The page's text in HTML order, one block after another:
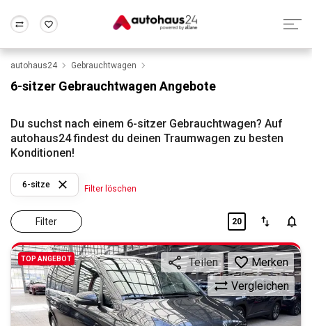
Wir bewerten dein Auto
Alle Fragen & Antworten
Rund um die Inzahlungnahme
Frankfurt Wuppertal
autohaus24 Gebrauchtwagen
6-sitzer Gebrauchtwagen Angebote
Du suchst nach einem 6-sitzer Gebrauchtwagen? Auf
autohaus24 findest du deinen Traumwagen zu besten
Konditionen!
Filter
6-sitze Filter löschen
20
TOP ANGEBOT
Vergleichen
Teilen Merken